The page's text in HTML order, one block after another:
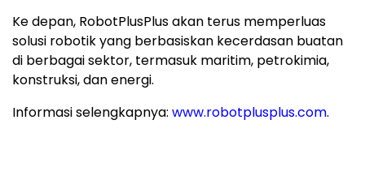
Ke depan, RobotPlusPlus akan terus memperluas
solusi robotik yang berbasiskan kecerdasan buatan
di berbagai sektor, termasuk maritim, petrokimia,
konstruksi, dan energi.
Informasi selengkapnya: www.robotplusplus.com.